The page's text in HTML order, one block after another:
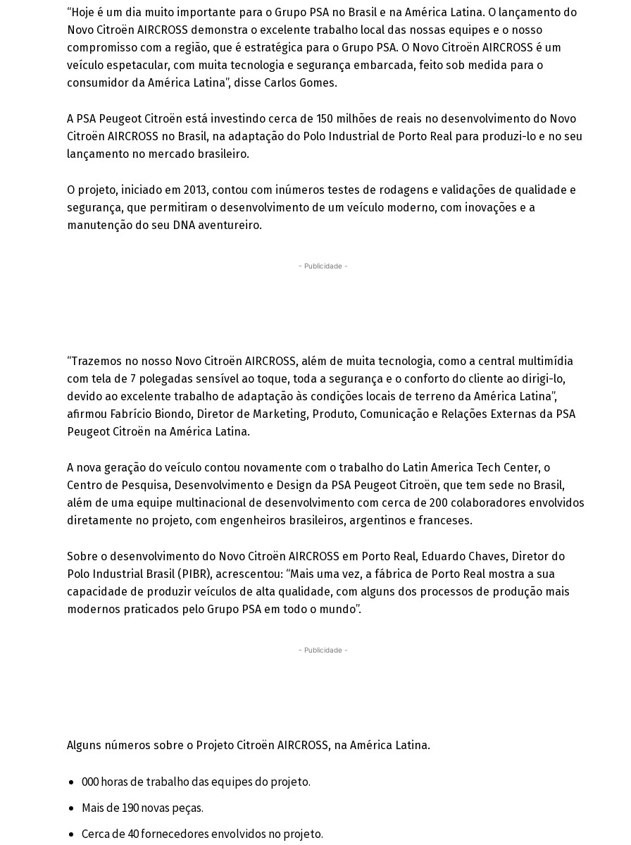
“Hoje é um dia muito importante para o Grupo PSA no Brasil e na América Latina. O lançamento do
Novo Citroën AIRCROSS demonstra o excelente trabalho local das nossas equipes e o nosso
compromisso com a região, que é estratégica para o Grupo PSA. O Novo Citroën AIRCROSS é um
veículo espetacular, com muita tecnologia e segurança embarcada, feito sob medida para o
consumidor da América Latina”, disse Carlos Gomes.
A PSA Peugeot Citroën está investindo cerca de 150 milhões de reais no desenvolvimento do Novo
Citroën AIRCROSS no Brasil, na adaptação do Polo Industrial de Porto Real para produzi-lo e no seu
lançamento no mercado brasileiro.
O projeto, iniciado em 2013, contou com inúmeros testes de rodagens e validações de qualidade e
segurança, que permitiram o desenvolvimento de um veículo moderno, com inovações e a
manutenção do seu DNA aventureiro.
- Publicidade -
“Trazemos no nosso Novo Citroën AIRCROSS, além de muita tecnologia, como a central multimídia
com tela de 7 polegadas sensível ao toque, toda a segurança e o conforto do cliente ao dirigi-lo,
devido ao excelente trabalho de adaptação às condições locais de terreno da América Latina”,
afirmou Fabrício Biondo, Diretor de Marketing, Produto, Comunicação e Relações Externas da PSA
Peugeot Citroën na América Latina.
A nova geração do veículo contou novamente com o trabalho do Latin America Tech Center, o
Centro de Pesquisa, Desenvolvimento e Design da PSA Peugeot Citroën, que tem sede no Brasil,
além de uma equipe multinacional de desenvolvimento com cerca de 200 colaboradores envolvidos
diretamente no projeto, com engenheiros brasileiros, argentinos e franceses.
Sobre o desenvolvimento do Novo Citroën AIRCROSS em Porto Real, Eduardo Chaves, Diretor do
Polo Industrial Brasil (PIBR), acrescentou: “Mais uma vez, a fábrica de Porto Real mostra a sua
capacidade de produzir veículos de alta qualidade, com alguns dos processos de produção mais
modernos praticados pelo Grupo PSA em todo o mundo”.
- Publicidade -
Alguns números sobre o Projeto Citroën AIRCROSS, na América Latina.
000 horas de trabalho das equipes do projeto.
Mais de 190 novas peças.
Cerca de 40 fornecedores envolvidos no projeto.